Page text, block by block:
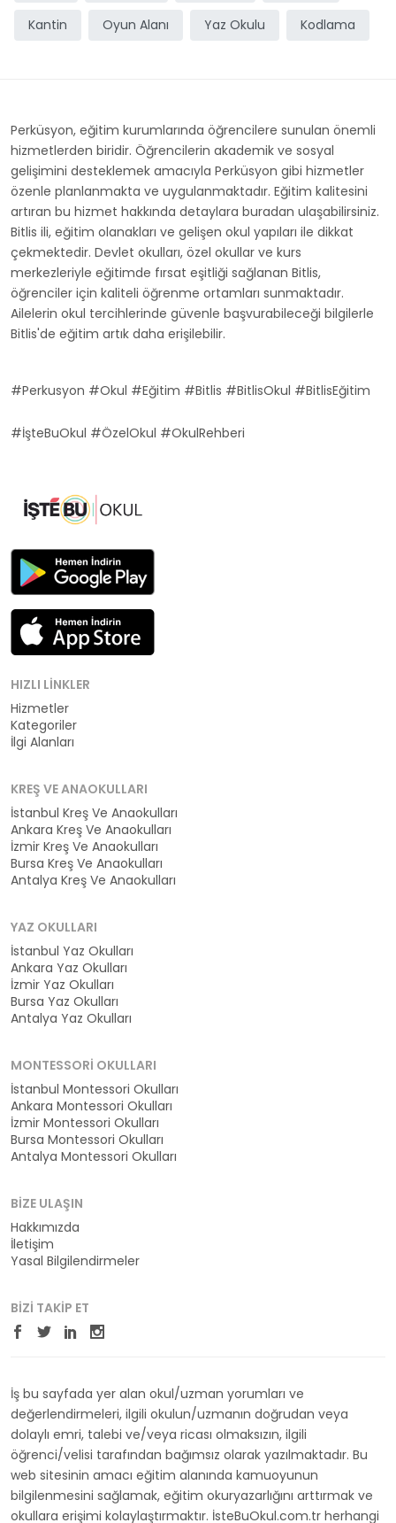
Kantin Oyun Alanı Yaz Okulu Kodlama
Perküsyon, eğitim kurumlarında öğrencilere sunulan önemli
hizmetlerden biridir. Öğrencilerin akademik ve sosyal
gelişimini desteklemek amacıyla Perküsyon gibi hizmetler
özenle planlanmakta ve uygulanmaktadır. Eğitim kalitesini
artıran bu hizmet hakkında detaylara buradan ulaşabilirsiniz.
Bitlis ili, eğitim olanakları ve gelişen okul yapıları ile dikkat
çekmektedir. Devlet okulları, özel okullar ve kurs
merkezleriyle eğitimde fırsat eşitliği sağlanan Bitlis,
öğrenciler için kaliteli öğrenme ortamları sunmaktadır.
Ailelerin okul tercihlerinde güvenle başvurabileceği bilgilerle
Bitlis'de eğitim artık daha erişilebilir.
#Perkusyon #Okul #Eğitim #Bitlis #BitlisOkul #BitlisEğitim
#İşteBuOkul #ÖzelOkul #OkulRehberi
HIZLI LINKLER
Hizmetler
Kategoriler
İlgi Alanları
KREŞ VE ANAOKULLARI
İstanbul Kreş Ve Anaokulları
Ankara Kreş Ve Anaokulları
İzmir Kreş Ve Anaokulları
Bursa Kreş Ve Anaokulları
Antalya Kreş Ve Anaokulları
YAZ OKULLARI
İstanbul Yaz Okulları
Ankara Yaz Okulları
İzmir Yaz Okulları
Bursa Yaz Okulları
Antalya Yaz Okulları
MONTESSORI OKULLARI
İstanbul Montessori Okulları
Ankara Montessori Okulları
İzmir Montessori Okulları
Bursa Montessori Okulları
Antalya Montessori Okulları
BIZE ULAŞIN
Hakkımızda
İletişim
Yasal Bilgilendirmeler
BIZI TAKIP ET
İş bu sayfada yer alan okul/uzman yorumları ve
değerlendirmeleri, ilgili okulun/uzmanın doğrudan veya
dolaylı emri, talebi ve/veya ricası olmaksızın, ilgili
öğrenci/velisi tarafından bağımsız olarak yazılmaktadır. Bu
web sitesinin amacı eğitim alanında kamuoyunun
bilgilenmesini sağlamak, eğitim okuryazarlığını arttırmak ve
okullara erişimi kolaylaştırmaktır. İsteBuOkul.com.tr herhangi